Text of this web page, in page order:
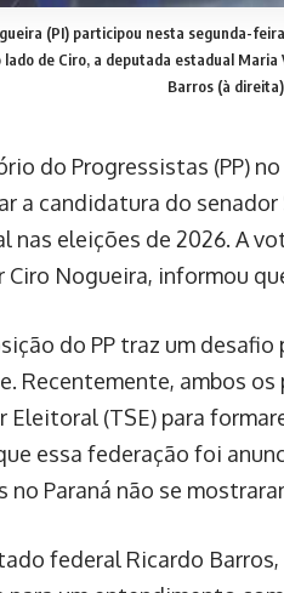
(PI) participou nesta segunda-
de Ciro, a deputada estadual
Barros (à
do Progressistas (PP)
a candidatura do
nas eleições de 2026. A
Ciro Nogueira, informou
do PP traz um
Recentemente, ambos
Eleitoral (TSE) para
essa federação foi
no Paraná não se
federal Ricardo